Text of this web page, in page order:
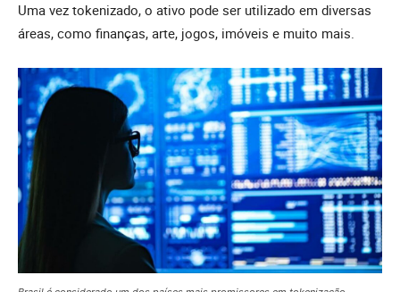
Uma vez tokenizado, o ativo pode ser utilizado em diversas
áreas, como finanças, arte, jogos, imóveis e muito mais.